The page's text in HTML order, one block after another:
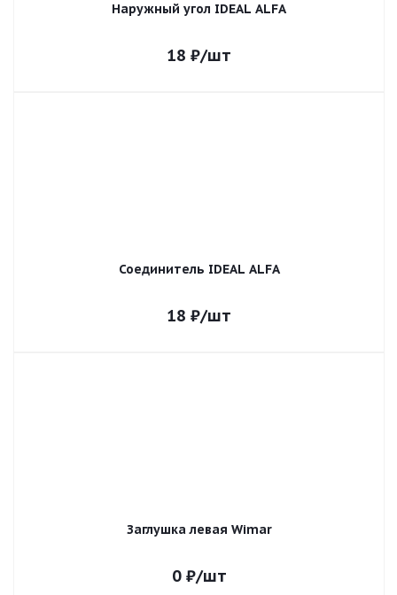
Наружный угол IDEAL ALFA
18 ₽/шт
Соединитель IDEAL ALFA
18 ₽/шт
Заглушка левая Wimar
0₽/шт